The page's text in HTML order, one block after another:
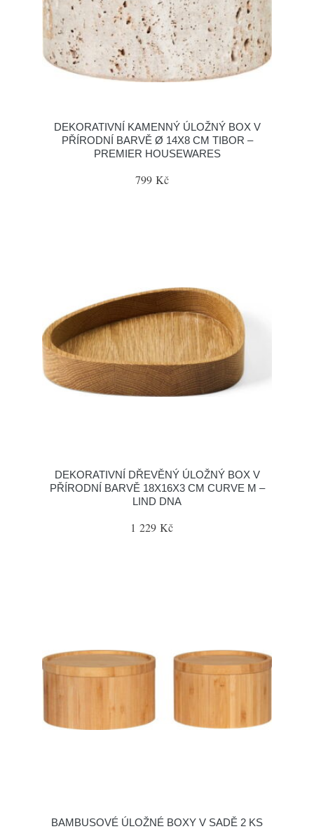
DEKORATIVNÍ KAMENNÝ ÚLOŽNÝ BOX V
PŘÍRODNÍ BARVĚ Ø 14X8 CM TIBOR –
PREMIER HOUSEWARES
799 Kč
DEKORATIVNÍ DŘEVĚNÝ ÚLOŽNÝ BOX V
PŘÍRODNÍ BARVĚ 18X16X3 CM CURVE M –
LIND DNA
1 229 Kč
BAMBUSOVÉ ÚLOŽNÉ BOXY V SADĚ 2 KS